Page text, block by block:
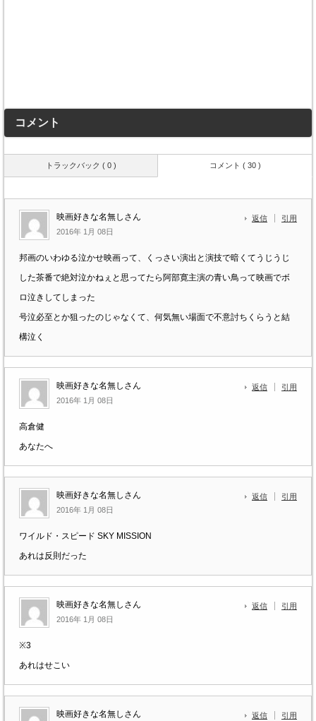
コメント
トラックバック ( 0 ) コメント ( 30 )
映画好きな名無しさん
2016年 1月 08日
返信 引用
邦画のいわゆる泣かせ映画って、くっさい演出と演技で暗くてうじうじ
した茶番で絶対泣かねぇと思ってたら阿部寛主演の青い鳥って映画でボ
ロ泣きしてしまった
号泣必至とか狙ったのじゃなくて、何気無い場面で不意討ちくらうと結
構泣く
映画好きな名無しさん
2016年 1月 08日
返信 引用
高倉健
あなたへ
映画好きな名無しさん
2016年 1月 08日
返信 引用
ワイルド・スピード SKY MISSION
あれは反則だった
映画好きな名無しさん
2016年 1月 08日
返信 引用
※3
あれはせこい
映画好きな名無しさん 返信 引用